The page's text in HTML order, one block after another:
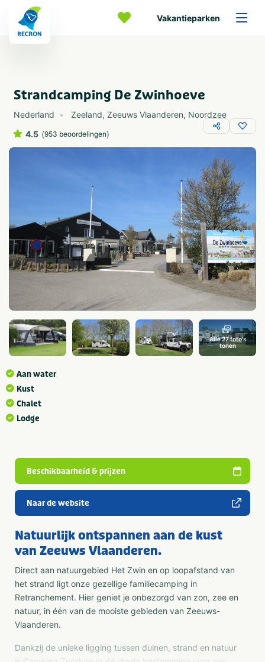
Vakantieparken
Strandcamping De Zwinhoeve
Nederland Zeeland, Zeeuws Vlaanderen, Noordzee
4.5 (953 beoordelingen)
Alle 27 foto's
tonen
Aan water
Kust
Chalet
Lodge
Beschikbaarheid & prijzen
Naar de website
Natuurlijk ontspannen aan de kust
van Zeeuws Vlaanderen.
Direct aan natuurgebied Het Zwin en op loopafstand van
het strand ligt onze gezellige familiecamping in
Retranchement. Hier geniet je onbezorgd van zon, zee en
natuur, in één van de mooiste gebieden van Zeeuws-
Vlaanderen.
Dankzij de unieke ligging tussen duinen, strand en natuur